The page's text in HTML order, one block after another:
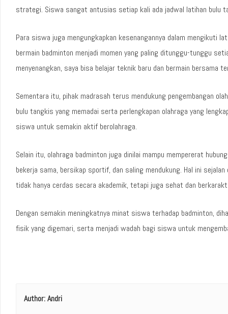
strategi. Siswa sangat antusias setiap kali ada jadwal latihan bulu
Para siswa juga mengungkapkan kesenangannya dalam mengikuti
bermain badminton menjadi momen yang paling ditunggu-tunggu
menyenangkan, saya bisa belajar teknik baru dan bermain bersama
Sementara itu, pihak madrasah terus mendukung pengembangan
bulu tangkis yang memadai serta perlengkapan olahraga yang
siswa untuk semakin aktif berolahraga.
Selain itu, olahraga badminton juga dinilai mampu mempererat
bekerja sama, bersikap sportif, dan saling mendukung. Hal ini
tidak hanya cerdas secara akademik, tetapi juga sehat dan
Dengan semakin meningkatnya minat siswa terhadap badminton,
fisik yang digemari, serta menjadi wadah bagi siswa untuk
Author:Andri